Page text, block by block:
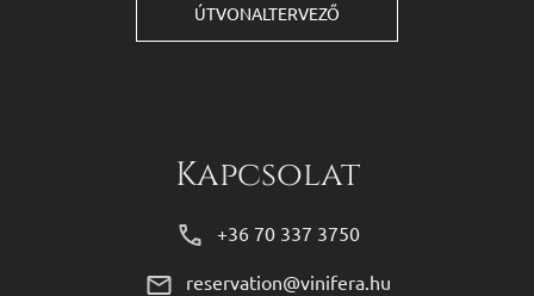
ÚTVONALTERVEZŐ
Kapcsolat
+36 70 337 3750
reservation@vinifera.hu